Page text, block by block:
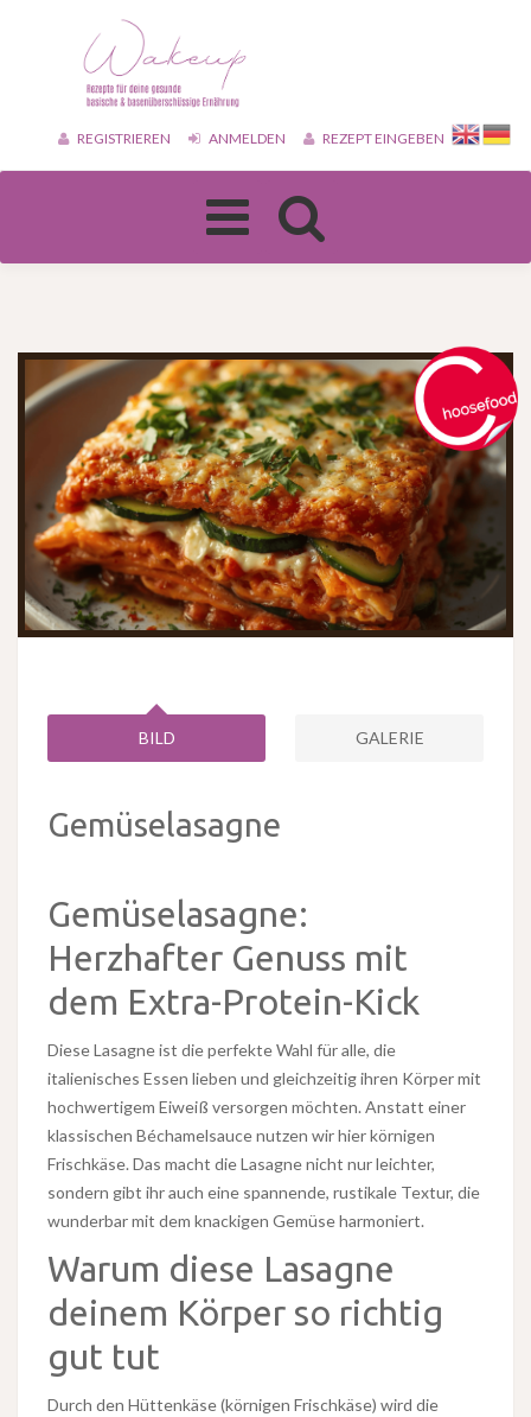
REGISTRIEREN ANMELDEN REZEPT EINGEBEN
Toggle
navigation
BILD GALERIE
Gemüselasagne
Gemüselasagne:
Herzhafter Genuss mit
dem Extra-Protein-Kick
Diese Lasagne ist die perfekte Wahl für alle, die
italienisches Essen lieben und gleichzeitig ihren Körper mit
hochwertigem Eiweiß versorgen möchten. Anstatt einer
klassischen Béchamelsauce nutzen wir hier körnigen
Frischkäse. Das macht die Lasagne nicht nur leichter,
sondern gibt ihr auch eine spannende, rustikale Textur, die
wunderbar mit dem knackigen Gemüse harmoniert.
Warum diese Lasagne
deinem Körper so richtig
gut tut
Durch den Hüttenkäse (körnigen Frischkäse) wird die